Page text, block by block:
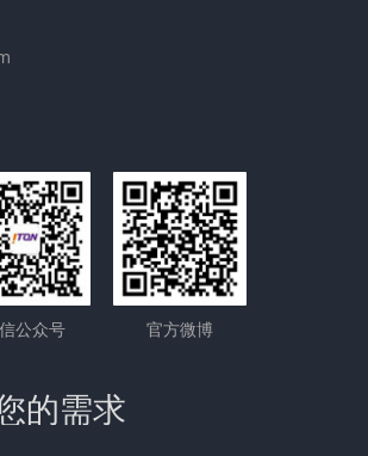
公众号 官方微博
的需求